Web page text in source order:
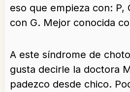
eso que empieza con: P,
con G. Mejor conocida
A este síndrome de
gusta decirle la doctora
padezco desde chico.